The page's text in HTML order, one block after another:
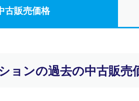
古販売価格
ョンの過去の中古販売